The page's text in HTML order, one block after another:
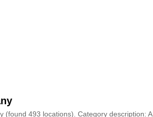
(found 493 locations). Category description: A